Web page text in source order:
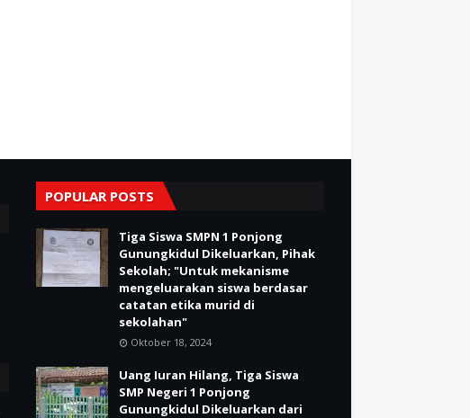
POPULAR POSTS
Tiga Siswa SMPN 1 Ponjong
Gunungkidul Dikeluarkan, Pihak
Sekolah; "Untuk mekanisme
mengeluarakan siswa berdasar
catatan etika murid di
sekolahan"
Oktober 18, 2024
Uang Iuran Hilang, Tiga Siswa
SMP Negeri 1 Ponjong
Gunungkidul Dikeluarkan dari